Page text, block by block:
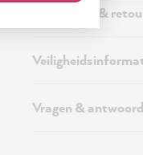
Verzending &
Vragen &